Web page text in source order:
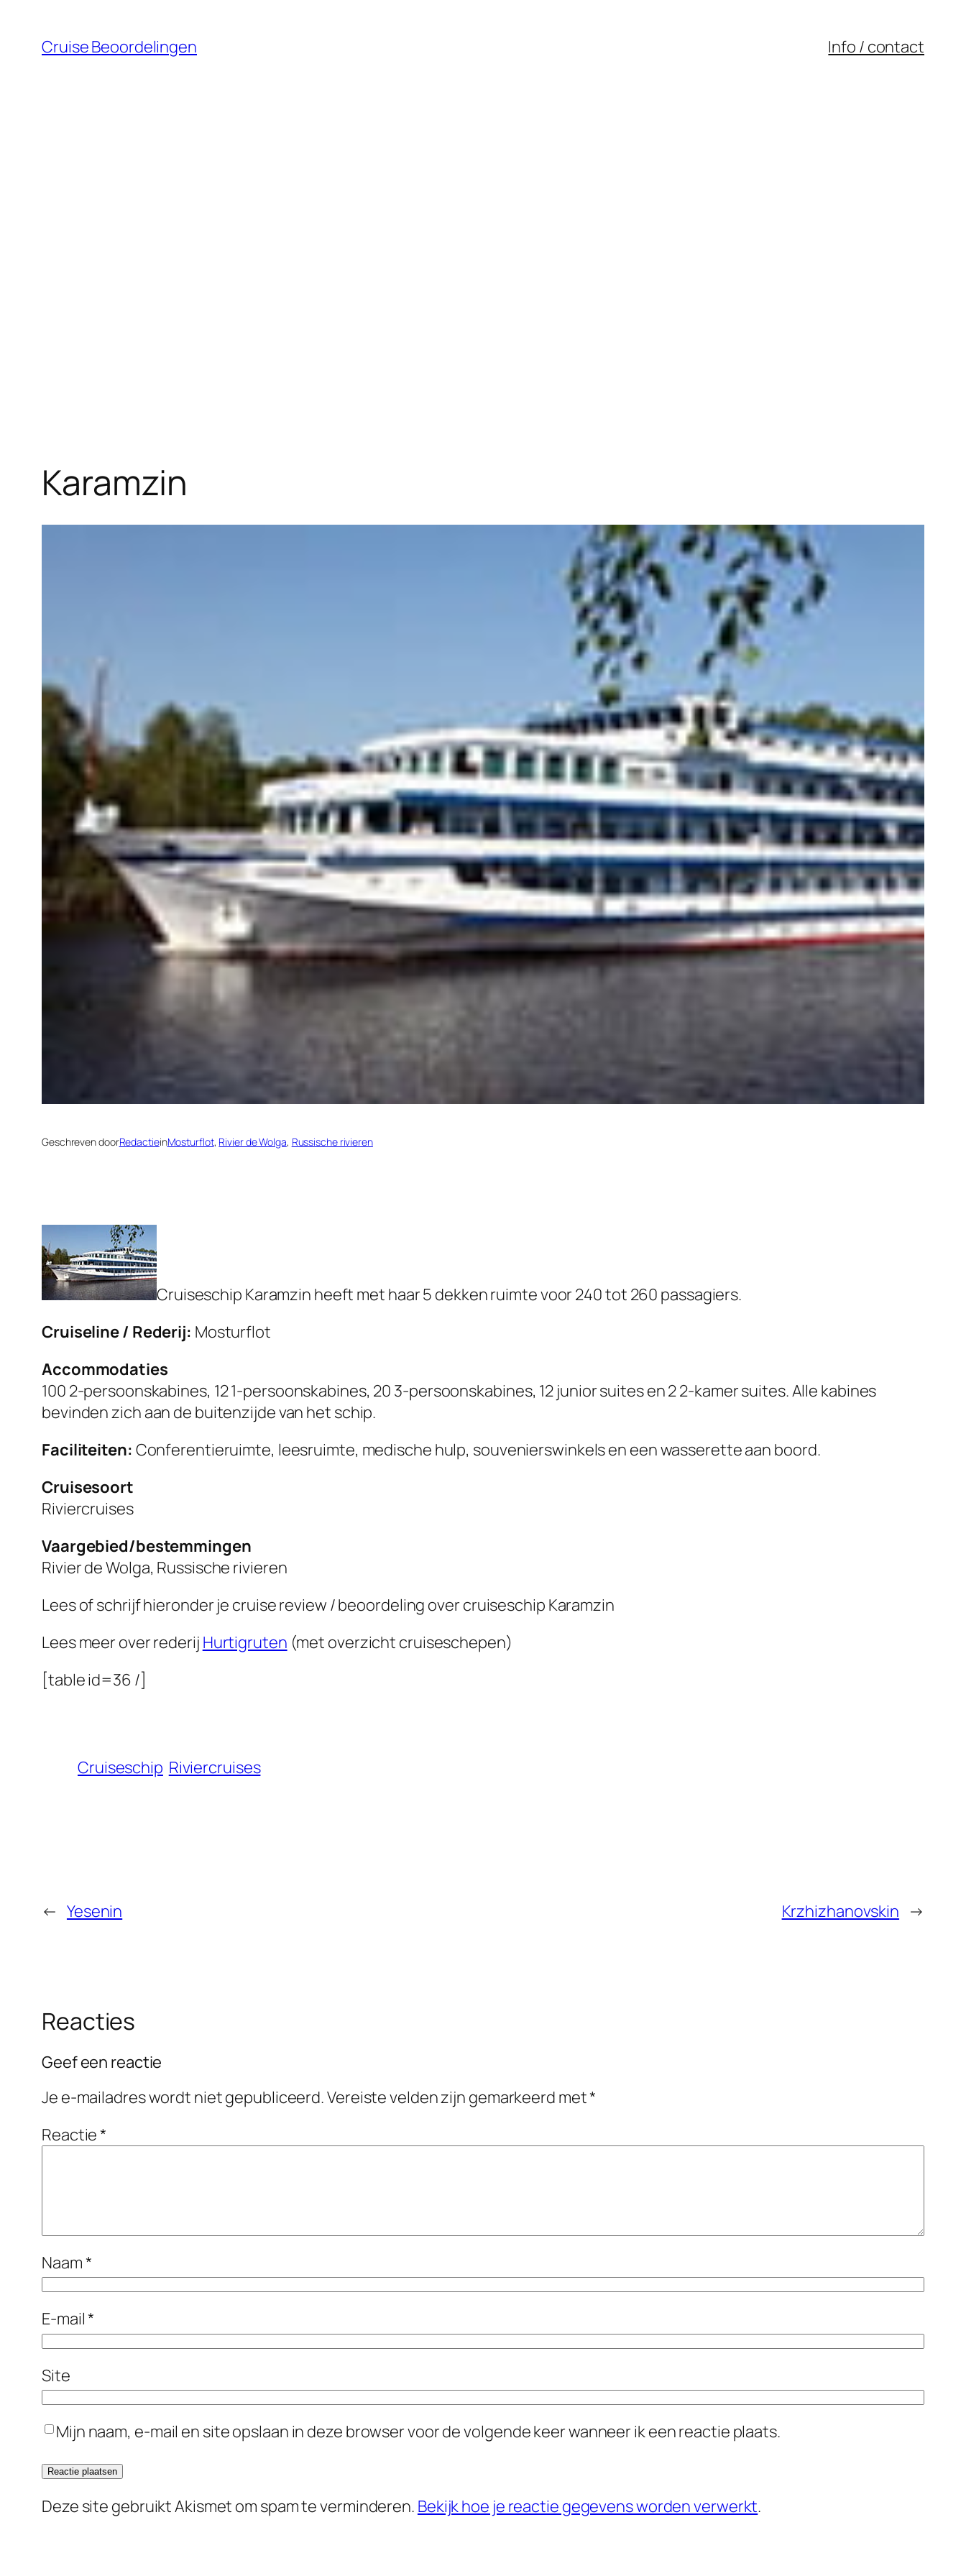
Cruise Beoordelingen Info / contact
Karamzin
Geschreven doorRedactieinMosturflot, Rivier de Wolga, Russische rivieren
Cruiseschip Karamzin heeft met haar 5 dekken ruimte voor 240 tot 260 passagiers.
Cruiseline / Rederij: Mosturflot
Accommodaties
100 2-persoonskabines, 12 1-persoonskabines, 20 3-persoonskabines, 12 junior suites en 2 2-kamer suites. Alle kabines
bevinden zich aan de buitenzijde van het schip.
Faciliteiten: Conferentieruimte, leesruimte, medische hulp, souvenierswinkels en een wasserette aan boord.
Cruisesoort
Riviercruises
Vaargebied/bestemmingen
Rivier de Wolga, Russische rivieren
Lees of schrijf hieronder je cruise review / beoordeling over cruiseschip Karamzin
Lees meer over rederij Hurtigruten (met overzicht cruiseschepen)
[table id=36 /]
Cruiseschip Riviercruises
← Yesenin Krzhizhanovskin →
Reacties
Geef een reactie
Je e-mailadres wordt niet gepubliceerd.Vereiste velden zijn gemarkeerd met*
Reactie*
Naam*
E-mail*
Site
Mijn naam, e-mail en site opslaan in deze browser voor de volgende keer wanneer ik een reactie plaats.
Deze site gebruikt Akismet om spam te verminderen. Bekijk hoe je reactie gegevens worden verwerkt.